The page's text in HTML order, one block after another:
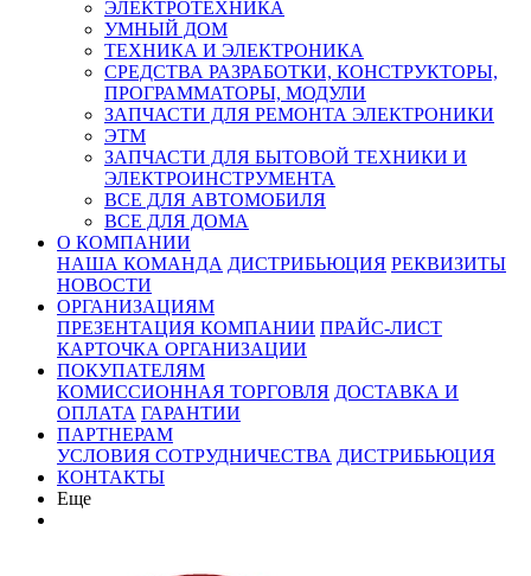
ЭЛЕКТРОТЕХНИКА
УМНЫЙ ДОМ
ТЕХНИКА И ЭЛЕКТРОНИКА
СРЕДСТВА РАЗРАБОТКИ, КОНСТРУКТОРЫ,
ПРОГРАММАТОРЫ, МОДУЛИ
ЗАПЧАСТИ ДЛЯ РЕМОНТА ЭЛЕКТРОНИКИ
ЭТМ
ЗАПЧАСТИ ДЛЯ БЫТОВОЙ ТЕХНИКИ И
ЭЛЕКТРОИНСТРУМЕНТА
ВСЕ ДЛЯ АВТОМОБИЛЯ
ВСЕ ДЛЯ ДОМА
О КОМПАНИИ
НАША КОМАНДА ДИСТРИБЬЮЦИЯ РЕКВИЗИТЫ
НОВОСТИ
ОРГАНИЗАЦИЯМ
ПРЕЗЕНТАЦИЯ КОМПАНИИ ПРАЙС-ЛИСТ
КАРТОЧКА ОРГАНИЗАЦИИ
ПОКУПАТЕЛЯМ
КОМИССИОННАЯ ТОРГОВЛЯ ДОСТАВКА И
ОПЛАТА ГАРАНТИИ
ПАРТНЕРАМ
УСЛОВИЯ СОТРУДНИЧЕСТВА ДИСТРИБЬЮЦИЯ
КОНТАКТЫ
Еще